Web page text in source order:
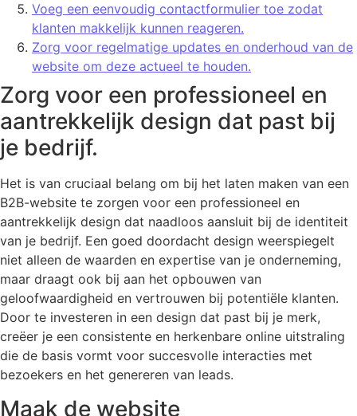
Voeg een eenvoudig contactformulier toe zodat
klanten makkelijk kunnen reageren.
Zorg voor regelmatige updates en onderhoud van de
website om deze actueel te houden.
Zorg voor een professioneel en
aantrekkelijk design dat past bij
je bedrijf.
Het is van cruciaal belang om bij het laten maken van een
B2B-website te zorgen voor een professioneel en
aantrekkelijk design dat naadloos aansluit bij de identiteit
van je bedrijf. Een goed doordacht design weerspiegelt
niet alleen de waarden en expertise van je onderneming,
maar draagt ook bij aan het opbouwen van
geloofwaardigheid en vertrouwen bij potentiële klanten.
Door te investeren in een design dat past bij je merk,
creëer je een consistente en herkenbare online uitstraling
die de basis vormt voor succesvolle interacties met
bezoekers en het genereren van leads.
Maak de website